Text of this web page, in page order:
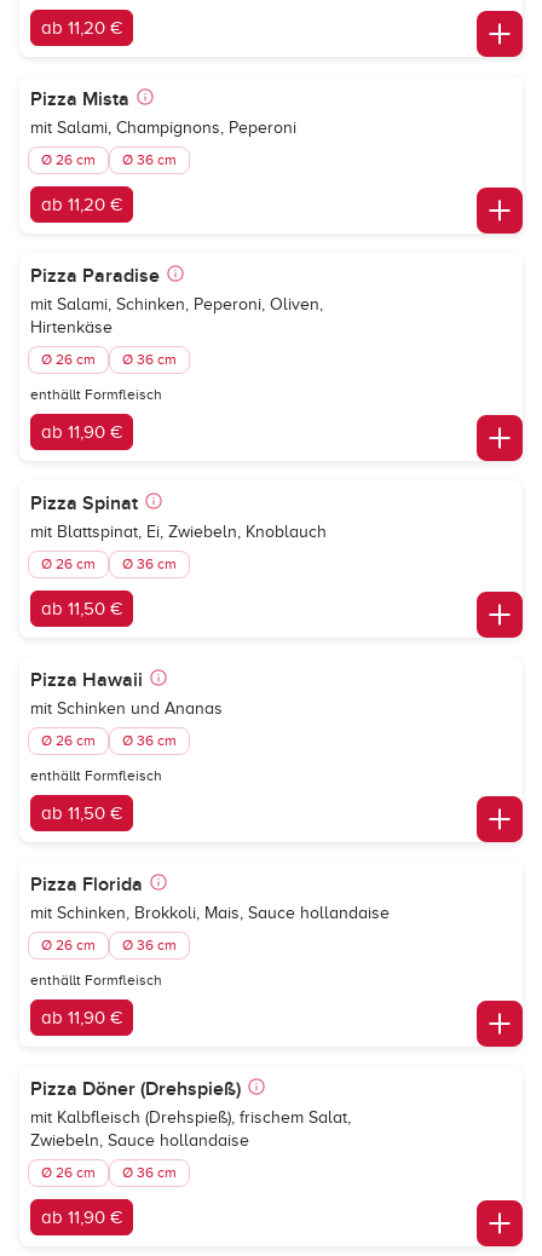
ab 11,20 €
Pizza Mista
mit Salami, Champignons, Peperoni
Ø 26 cm Ø 36 cm
ab 11,20 €
Pizza Paradise
mit Salami, Schinken, Peperoni, Oliven,
Hirtenkäse
Ø 26 cm Ø 36 cm
enthällt Formfleisch
ab 11,90 €
Pizza Spinat
mit Blattspinat, Ei, Zwiebeln, Knoblauch
Ø 26 cm Ø 36 cm
ab 11,50 €
Pizza Hawaii
mit Schinken und Ananas
Ø 26 cm Ø 36 cm
enthällt Formfleisch
ab 11,50 €
Pizza Florida
mit Schinken, Brokkoli, Mais, Sauce hollandaise
Ø 26 cm Ø 36 cm
enthällt Formfleisch
ab 11,90 €
Pizza Döner (Drehspieß)
mit Kalbfleisch (Drehspieß), frischem Salat,
Zwiebeln, Sauce hollandaise
Ø 26 cm Ø 36 cm
ab 11,90 €